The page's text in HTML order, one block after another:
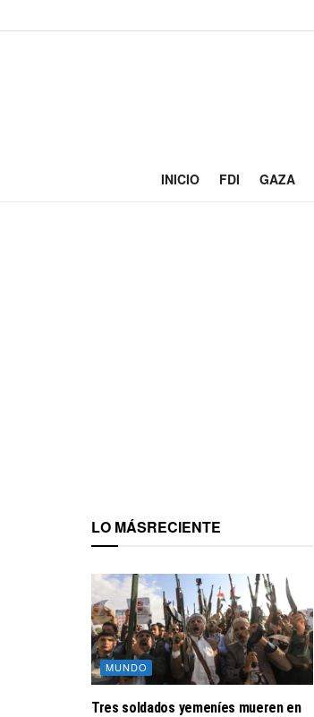
INICIO FDI GAZA
LO MÁSRECIENTE
MUNDO
Tres soldados yemeníes mueren en